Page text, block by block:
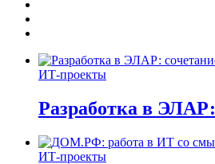
ИТ-проекты
Разработка в
ИТ-проекты